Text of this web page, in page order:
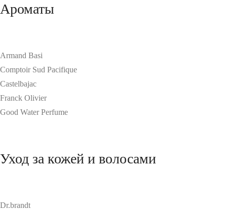
Ароматы
Armand Basi
Comptoir Sud Pacifique
Castelbajac
Franck Olivier
Good Water Perfume
Уход за кожей и волосами
Dr.brandt